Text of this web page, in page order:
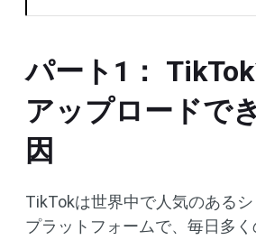
パート1：
アップロードで
因
TikTokは世界中で人気のある
プラットフォームで、毎日多